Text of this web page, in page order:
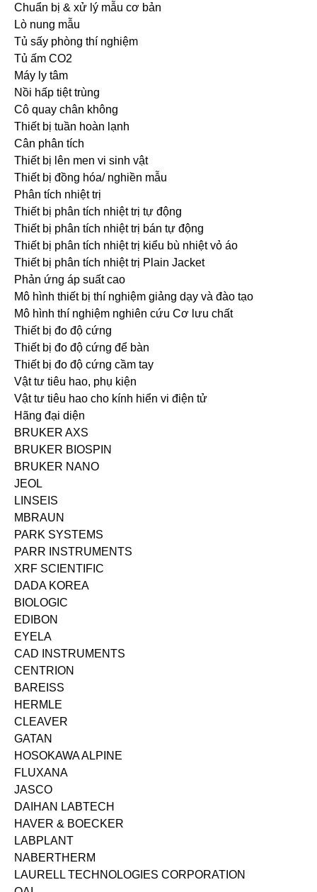
Chuẩn bị & xử lý mẫu cơ bản
Lò nung mẫu
Tủ sấy phòng thí nghiệm
Tủ ấm CO2
Máy ly tâm
Nồi hấp tiệt trùng
Cô quay chân không
Thiết bị tuần hoàn lạnh
Cân phân tích
Thiết bị lên men vi sinh vật
Thiết bị đồng hóa/ nghiền mẫu
Phân tích nhiệt trị
Thiết bị phân tích nhiệt trị tự động
Thiết bị phân tích nhiệt trị bán tự động
Thiết bị phân tích nhiệt trị kiểu bù nhiệt vỏ áo
Thiết bị phân tích nhiệt trị Plain Jacket
Phản ứng áp suất cao
Mô hình thiết bị thí nghiệm giảng dạy và đào tạo
Mô hình thí nghiệm nghiên cứu Cơ lưu chất
Thiết bị đo độ cứng
Thiết bị đo độ cứng để bàn
Thiết bị đo độ cứng cầm tay
Vật tư tiêu hao, phụ kiện
Vật tư tiêu hao cho kính hiển vi điện tử
Hãng đại diện
BRUKER AXS
BRUKER BIOSPIN
BRUKER NANO
JEOL
LINSEIS
MBRAUN
PARK SYSTEMS
PARR INSTRUMENTS
XRF SCIENTIFIC
DADA KOREA
BIOLOGIC
EDIBON
EYELA
CAD INSTRUMENTS
CENTRION
BAREISS
HERMLE
CLEAVER
GATAN
HOSOKAWA ALPINE
FLUXANA
JASCO
DAIHAN LABTECH
HAVER & BOECKER
LABPLANT
NABERTHERM
LAURELL TECHNOLOGIES CORPORATION